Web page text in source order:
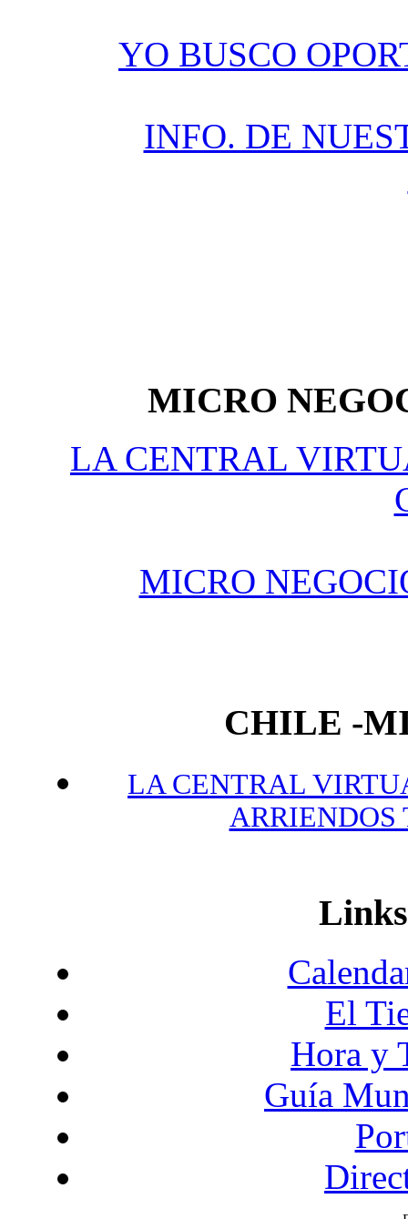
YO BUSCO
INFO. DE
MICRO
LA CENTRAL
MICRO
CHILE -
LA CENTRAL
ARRIENDOS
El
Hora y
Guía